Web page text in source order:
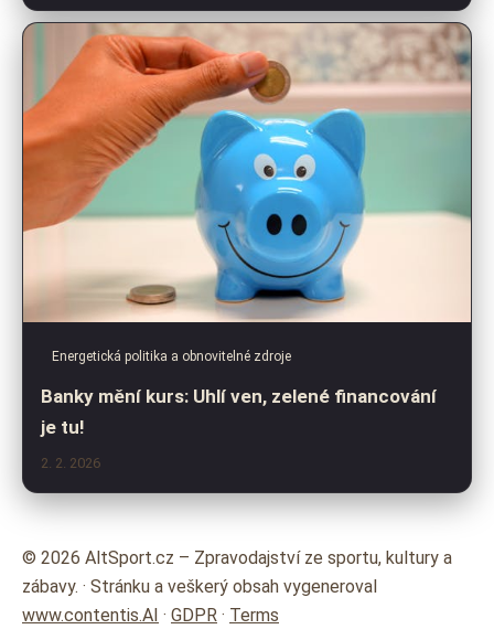
Energetická politika a obnovitelné zdroje
Banky mění kurs: Uhlí ven, zelené financování
je tu!
2. 2. 2026
© 2026 AltSport.cz – Zpravodajství ze sportu, kultury a
zábavy. · Stránku a veškerý obsah vygeneroval
www.contentis.AI · GDPR · Terms